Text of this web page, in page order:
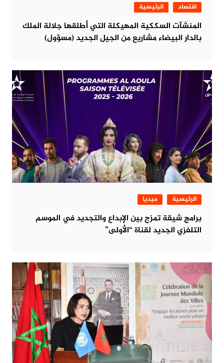
اقتصاد الرئيسية
المنشآت السككية المهيكلة التي أطلقها جلالة الملك
بالدار البيضاء مشاريع من الجيل الجديد (مسؤول)
الرئيسية ميديا
برامج شيقة تمزج بين الإبداع والتجديد في الموسم
التلفزي الجديد لقناة “الأولى”